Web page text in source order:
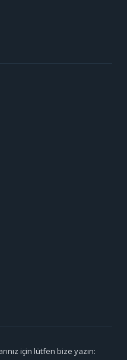
için lütfen bize yazın: